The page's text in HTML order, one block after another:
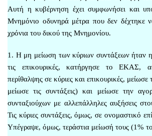
Αυτή η κυβέρνηση έχει συμφωνήσει και
Μνημόνιο οδυνηρά μέτρα που δεν δέχτηκε
χρόνια του δικού της Μνημονίου.
1. Η μη μείωση των κύριων συντάξεων ήταν
τις επικουρικές, κατήργησε το ΕΚΑΣ,
περίθαλψης σε κύριες και επικουρικές,
μείωσε τις συντάξεις) και μείωσε την
συνταξιούχων με αλλεπάλληλες αυξήσεις
Τις κύριες συντάξεις, όμως, σε ονομαστικό
Υπέγραψε, όμως, τεράστια μείωσή τους (1%